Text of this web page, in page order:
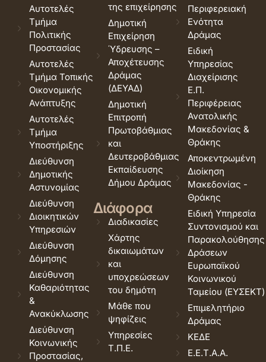
Αυτοτελές
Τμήμα
Πολιτικής
Προστασίας
Αυτοτελές
Τμήμα Τοπικής
Οικονομικής
Ανάπτυξης
Αυτοτελές
Τμήμα
Υποστήριξης
Διεύθυνση
Δημοτικής
Αστυνομίας
Διεύθυνση
Διοικητικών
Υπηρεσιών
Διεύθυνση
Δόμησης
Διεύθυνση
Καθαριότητας
&
Ανακύκλωσης
Διεύθυνση
Κοινωνικής
Προστασίας,
της επιχείρησης
Δημοτική
Επιχείρηση
Ύδρευσης –
Αποχέτευσης
Δράμας
(ΔΕΥΑΔ)
Δημοτική
Επιτροπή
Πρωτοβάθμιας
και
Δευτεροβάθμιας
Εκπαίδευσης
Δήμου Δράμας
Διάφορα
Διαδικασίες
Χάρτης
δικαιωμάτων
και
υποχρεώσεων
του δημότη
Μάθε που
ψηφίζεις
Υπηρεσίες
Τ.Π.Ε.
Περιφερειακή
Ενότητα
Δράμας
Ειδική
Υπηρεσίας
Διαχείρισης
Ε.Π.
Περιφέρειας
Ανατολικής
Μακεδονίας &
Θράκης
Αποκεντρωμένη
Διοίκηση
Μακεδονίας -
Θράκης
Ειδική Υπηρεσία
Συντονισμού και
Παρακολούθησης
Δράσεων
Ευρωπαϊκού
Κοινωνικού
Ταμείου (ΕΥΣΕΚΤ)
Επιμελητήριο
Δράμας
ΚΕΔΕ
Ε.Ε.Τ.Α.Α.